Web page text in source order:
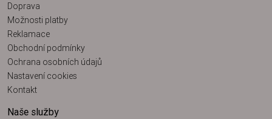
Doprava
Možnosti platby
Reklamace
Obchodní podmínky
Ochrana osobních údajů
Nastavení cookies
Kontakt
Naše služby